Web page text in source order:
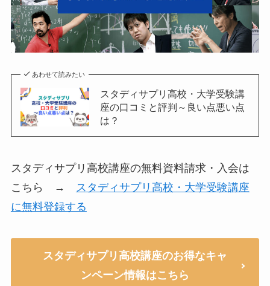
あわせて読みたい
スタディサプリ高校・大学受験講
座の口コミと評判～良い点悪い点
は？
スタディサプリ高校講座の無料資料請求・入会は
こちら →
スタディサプリ高校・大学受験講座
に無料登録する
スタディサプリ高校講座のお得なキャ
ンペーン情報はこちら